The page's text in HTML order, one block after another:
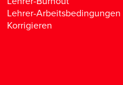
Lehrer-Arbeitsbedingungen
Korrigieren